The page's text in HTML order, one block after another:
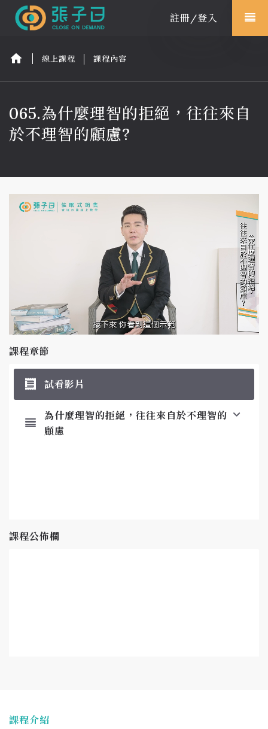
註冊/登入
線上課程
專欄文章
講師
問與答
學員
線上課程 課程內容
065.為什麼理智的拒絕，往往來自
於不理智的顧慮?
課程章節
試看影片
為什麼理智的拒絕，往往來自於不理智的
顧慮
課程公佈欄
課程介紹